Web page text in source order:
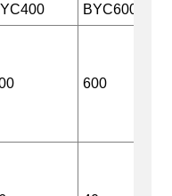
BYC600
600